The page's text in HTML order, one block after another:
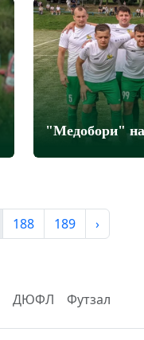
"Медобори" на
188 189 ›
ДЮФЛ Футзал